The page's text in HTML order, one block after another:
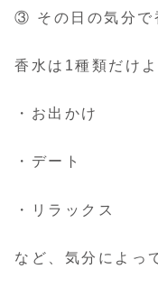
③ その日の気分で
香水は1種類だけよ
・お出かけ
・デート
・リラックス
など、気分によっ